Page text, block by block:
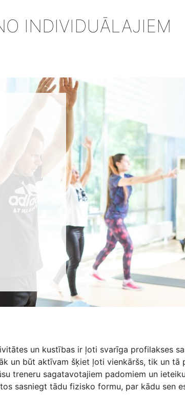
INDIVIDUĀLAJIEM
un kustības ir ļoti svarīga profilakses
un būt aktīvam šķiet ļoti vienkāršs, tik un tā
treneru sagatavotajiem padomiem un
sasniegt tādu fizisko formu, par kādu sen